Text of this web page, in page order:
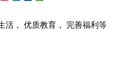
活， 优质教育， 完善福利等